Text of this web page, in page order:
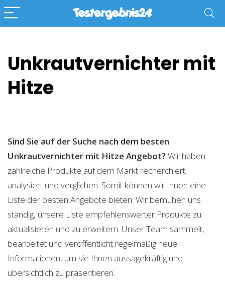
Unkrautvernichter mit
Hitze
Sind Sie auf der Suche nach dem besten
Unkrautvernichter mit Hitze Angebot? Wir haben
zahlreiche Produkte auf dem Markt recherchiert,
analysiert und verglichen. Somit können wir Ihnen eine
Liste der besten Angebote bieten. Wir bemühen uns
ständig, unsere Liste empfehlenswerter Produkte zu
aktualisieren und zu erweitern. Unser Team sammelt,
bearbeitet und veröffentlicht regelmäßig neue
Informationen, um sie Ihnen aussagekräftig und
übersichtlich zu präsentieren.